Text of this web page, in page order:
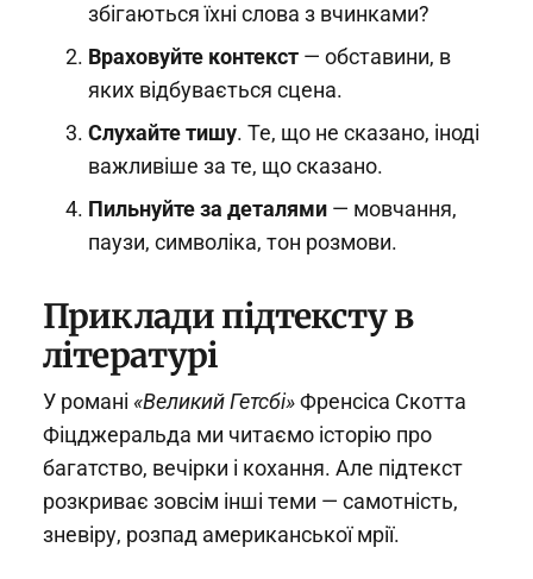
збігаються їхні слова з вчинками?
Враховуйте контекст — обставини, в
яких відбувається сцена.
Слухайте тишу. Те, що не сказано, іноді
важливіше за те, що сказано.
Пильнуйте за деталями — мовчання,
паузи, символіка, тон розмови.
Приклади підтексту в
літературі
У романі «Великий Гетсбі»Френсіса Скотта
Фіцджеральда ми читаємо історію про
багатство, вечірки і кохання. Але підтекст
розкриває зовсім інші теми — самотність,
зневіру, розпад американської мрії.